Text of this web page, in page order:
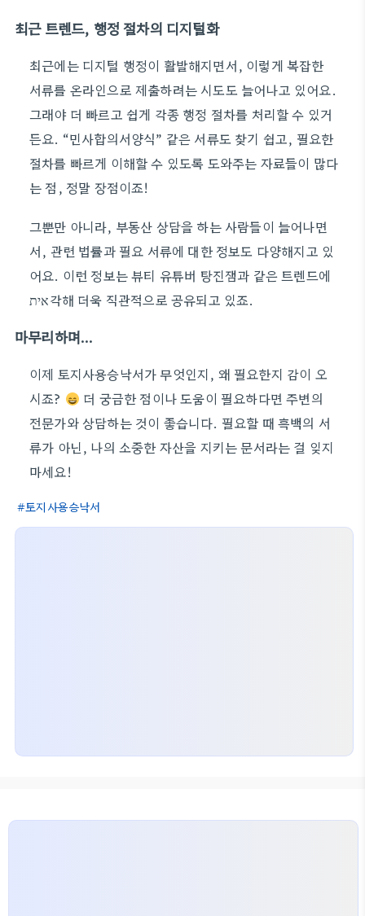
최근 트렌드, 행정 절차의 디지털화
최근에는 디지털 행정이 활발해지면서, 이렇게 복잡한
서류를 온라인으로 제출하려는 시도도 늘어나고 있어요.
그래야 더 빠르고 쉽게 각종 행정 절차를 처리할 수 있거
든요. “민사합의서양식” 같은 서류도 찾기 쉽고, 필요한
절차를 빠르게 이해할 수 있도록 도와주는 자료들이 많다
는 점, 정말 장점이죠!
그뿐만 아니라, 부동산 상담을 하는 사람들이 늘어나면
서, 관련 법률과 필요 서류에 대한 정보도 다양해지고 있
어요. 이런 정보는 뷰티 유튜버 탕진잼과 같은 트렌드에
אית각해 더욱 직관적으로 공유되고 있죠.
마무리하며…
이제 토지사용승낙서가 무엇인지, 왜 필요한지 감이 오
시죠?
더 궁금한 점이나 도움이 필요하다면 주변의
전문가와 상담하는 것이 좋습니다. 필요할 때 흑백의 서
류가 아닌, 나의 소중한 자산을 지키는 문서라는 걸 잊지
마세요!
토지사용승낙서